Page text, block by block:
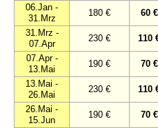
06.Jan -
31.Mrz
180 € 60 €
31.Mrz -
07.Apr
230 € 110
07.Apr -
13.Mai
190 € 70 €
13.Mai -
26.Mai
230 € 110
26.Mai -
15.Jun
190 € 70 €